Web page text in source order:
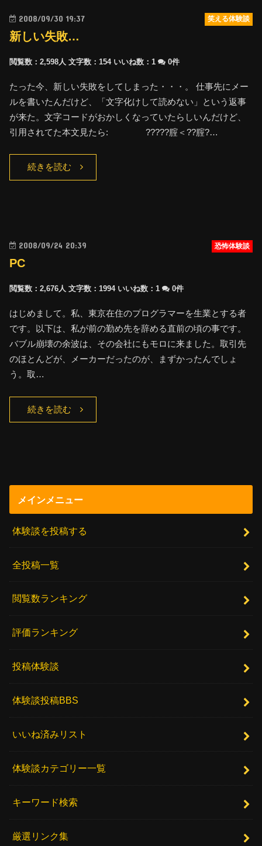
2008/09/30 19:37 笑える体験談
新しい失敗…
閲覧数：2,598人 文字数：154 いいね数： 1 0件
たった今、新しい失敗をしてしまった・・・。 仕事先にメー
ルを書いたんだけど、「文字化けして読めない」という返事
が来た。文字コードがおかしくなっていたらしいんだけど、
引用されてた本文見たら: ?????腟＜??腟?…
続きを読む
2008/09/24 20:39 恐怖体験談
PC
閲覧数：2,676人 文字数：1994 いいね数：1 0件
はじめまして。私、東京在住のプログラマーを生業とする者
です。以下は、私が前の勤め先を辞める直前の頃の事です。
バブル崩壊の余波は、その会社にもモロに来ました。取引先
のほとんどが、メーカーだったのが、まずかったんでしょ
う。取…
続きを読む
メインメニュー
体験談を投稿する
全投稿一覧
閲覧数ランキング
評価ランキング
投稿体験談
体験談投稿BBS
いいね済みリスト
体験談カテゴリー一覧
キーワード検索
厳選リンク集